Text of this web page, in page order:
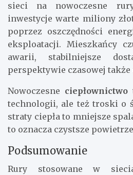
sieci na nowoczesne
inwestycje warte miliony
poprzez oszczędności
eksploatacji. Mieszkańcy
awarii, stabilniejsze
perspektywie czasowej także
Nowoczesne ciepłownictwo
technologii, ale też troski o
straty ciepła to mniejsze
to oznacza czystsze
Podsumowanie
Rury stosowane w